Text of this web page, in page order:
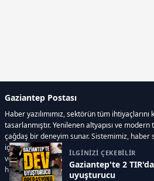
İLGİNİZİ ÇEKEBİLİR
Gaziantep'te 2
uyuşturucu
Gaziantep Postası
Haber yazılımımız, sektörün tüm
tasarlanmıştır. Yenilenen altyapısı ve modern
çağdaş bir deneyim sunar. Sistemimiz,
içerir. Siz içerik üretmeye odaklanırken,
ve süreçlerinizi kolaylaştırır. Etkili arayüzü
hızlı ve keyifle takip edebilir.